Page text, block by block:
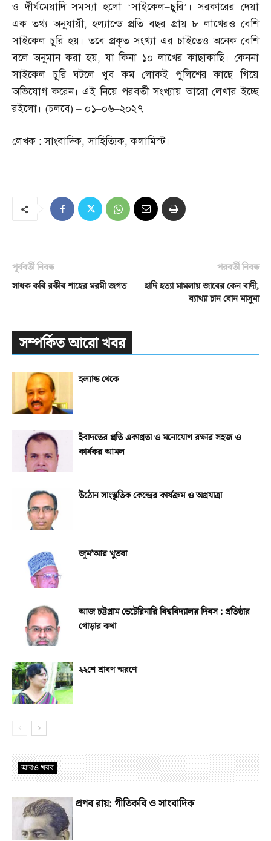
ও দীর্ঘমেয়াদি সমস্যা হলো ‘সাইকেল–চুরি’। সরকারের দেয়া
এক তথ্য অনুযায়ী,হল্যান্ডে প্রতি বছর প্রায় ৮ লাখেরও বেশি
সাইকেল চুরি হয়। তবে প্রকৃত সংখ্যা এর চাইতেও অনেক বেশি
বলে অনুমান করা হয়,যা কিনা ১০ লাখের কাছাকাছি। কেননা
সাইকেল চুরি ঘটলে খুব কম লোকই পুলিশের কাছে গিয়ে
অভিযোগ করেন। এই নিয়ে পরবর্তী সংখ্যায় আরো লেখার ইচ্ছে
রইলো। (চলবে) – ০১–০৬–২০২৭
লেখক :সাংবাদিক,সাহিত্যিক,কলামিস্ট।
পূর্ববর্তী নিবন্ধ
সাধক কবি রকীব শাহের মরমী জগত
পরবর্তী নিবন্ধ
হাদি হত্যা মামলায় জাবের কেন বাদী,
ব্যাখ্যা চান বোন মাসুমা
সম্পর্কিত আরো খবর
হল্যান্ড থেকে
ইবাদতের প্রতি একাগ্রতা ও মনোযোগ রক্ষার সহজ ও
কার্যকর আমল
উঠোন সাংস্কৃতিক কেন্দ্রের কার্যক্রম ও অগ্রযাত্রা
জুম’আর খুতবা
আজ চট্টগ্রাম ভেটেরিনারি বিশ্ববিদ্যালয় দিবস : প্রতিষ্ঠার
গোড়ার কথা
২২শে শ্রাবণ স্মরণে
আরও খবর
প্রণব রায়: গীতিকবি ও সাংবাদিক